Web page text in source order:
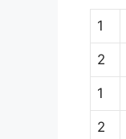
1
2
1
2